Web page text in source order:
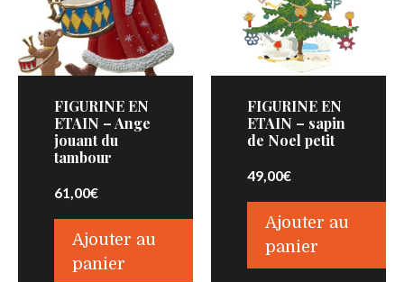
FIGURINE EN
ETAIN – Ange
jouant du
tambour
61,00€
Ajouter au
panier
FIGURINE EN
ETAIN – sapin
de Noel petit
49,00€
Ajouter au
panier